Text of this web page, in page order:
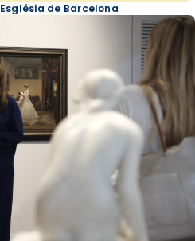
Església de Barcelona